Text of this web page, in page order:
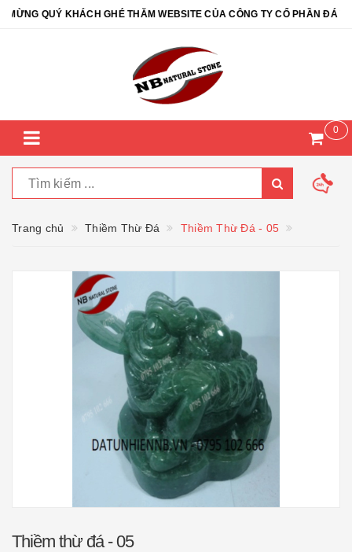
QUÝ KHÁCH GHÉ THĂM WEBSITE CỦA CÔNG TY CỔ PHẦN ĐÁ
0
Trang chủ Thiềm Thừ Đá Thiềm Thừ Đá - 05
Thiềm thừ đá - 05